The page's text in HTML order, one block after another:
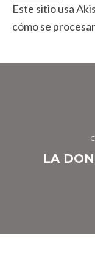
Este sitio usa
cómo se
LA